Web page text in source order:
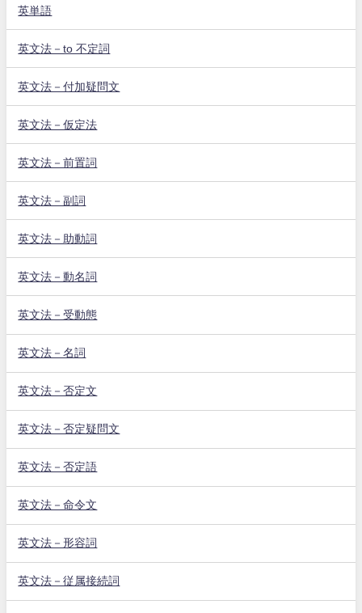
英単語
英文法－to 不定詞
英文法－付加疑問文
英文法－仮定法
英文法－前置詞
英文法－副詞
英文法－助動詞
英文法－動名詞
英文法－受動態
英文法－名詞
英文法－否定文
英文法－否定疑問文
英文法－否定語
英文法－命令文
英文法－形容詞
英文法－従属接続詞